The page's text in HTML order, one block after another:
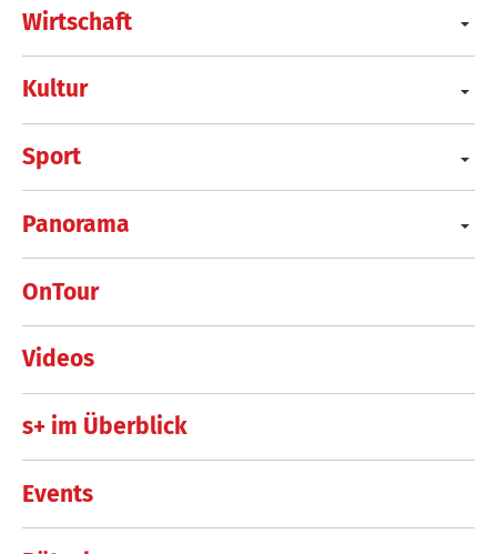
Wirtschaft
Kultur
Sport
Panorama
OnTour
Videos
s+ im Überblick
Events